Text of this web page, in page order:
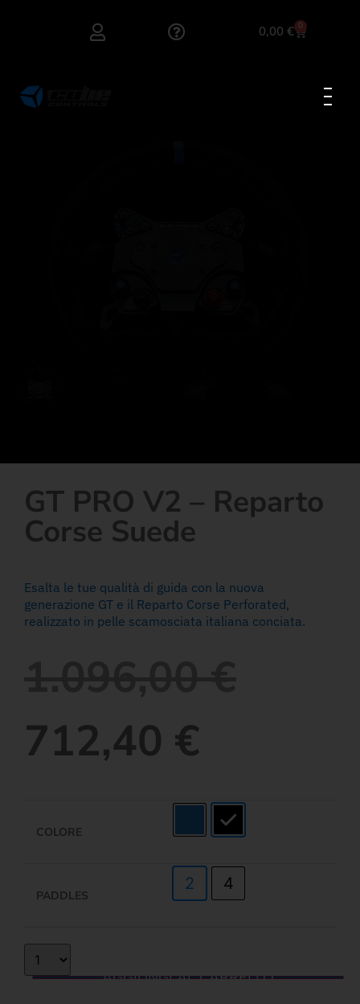
0,00 € 0
GT PRO V2 – Reparto
Corse Suede
Esalta le tue qualità di guida con la nuova
generazione GT e il Reparto Corse Perforated,
realizzato in pelle scamosciata italiana conciata.
712,40 €
COLORE
PADDLES
2 4
AGGIUNGI AL CARRELLO